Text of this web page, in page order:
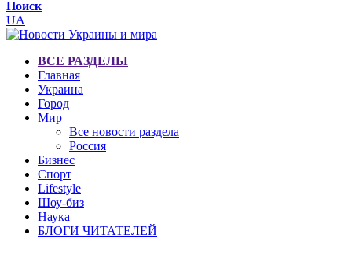
Поиск
UA
ВСЕ РАЗДЕЛЫ
Главная
Украина
Город
Мир
Все новости раздела
Россия
Бизнес
Спорт
Lifestyle
Шоу-биз
Наука
БЛОГИ ЧИТАТЕЛЕЙ